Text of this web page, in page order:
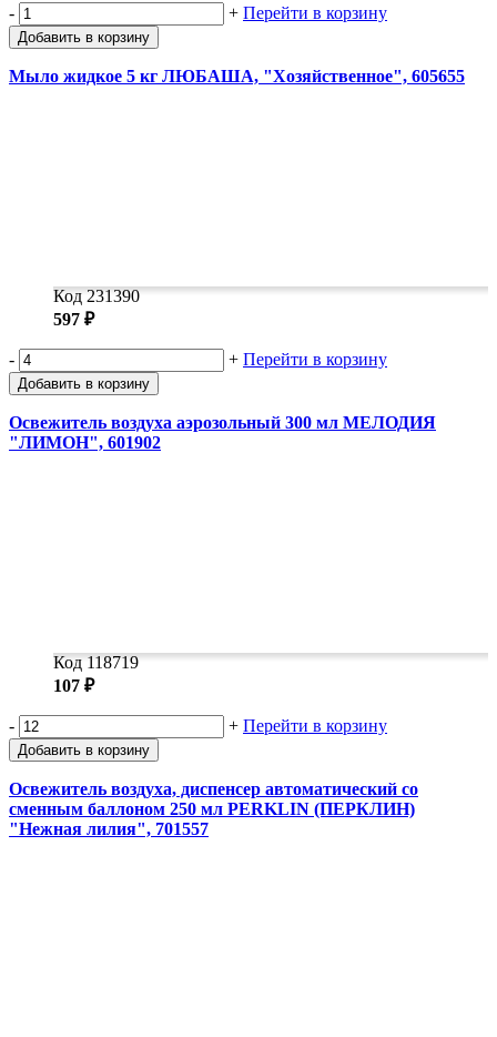
- + Перейти в корзину
Добавить в корзину
Мыло жидкое 5 кг ЛЮБАША, "Хозяйственное", 605655
Код 231390
597 ₽
- + Перейти в корзину
Добавить в корзину
Освежитель воздуха аэрозольный 300 мл МЕЛОДИЯ
"ЛИМОН", 601902
Код 118719
107 ₽
- + Перейти в корзину
Добавить в корзину
Освежитель воздуха, диспенсер автоматический со
сменным баллоном 250 мл PERKLIN (ПЕРКЛИН)
"Нежная лилия", 701557